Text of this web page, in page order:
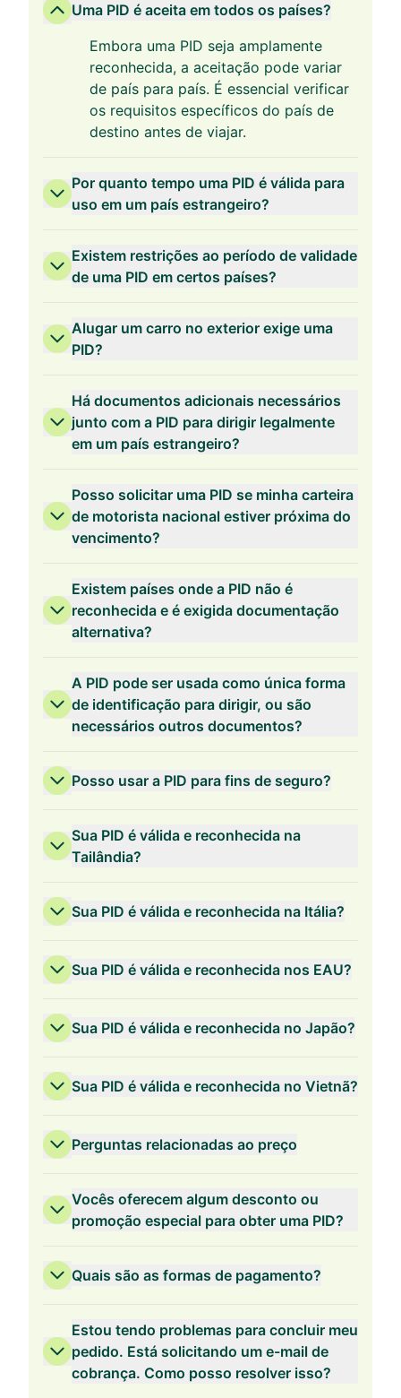
Uma PID é aceita em todos os países?
Embora uma PID seja amplamente
reconhecida, a aceitação pode variar
de país para país. É essencial verificar
os requisitos específicos do país de
destino antes de viajar.
Por quanto tempo uma PID é válida para
uso em um país estrangeiro?
Existem restrições ao período de validade
de uma PID em certos países?
Alugar um carro no exterior exige uma
PID?
Há documentos adicionais necessários
junto com a PID para dirigir legalmente
em um país estrangeiro?
Posso solicitar uma PID se minha carteira
de motorista nacional estiver próxima do
vencimento?
Existem países onde a PID não é
reconhecida e é exigida documentação
alternativa?
A PID pode ser usada como única forma
de identificação para dirigir, ou são
necessários outros documentos?
Posso usar a PID para fins de seguro?
Sua PID é válida e reconhecida na
Tailândia?
Sua PID é válida e reconhecida na Itália?
Sua PID é válida e reconhecida nos EAU?
Sua PID é válida e reconhecida no Japão?
Sua PID é válida e reconhecida no Vietnã?
Perguntas relacionadas ao preço
Validade de 3 anos
Vocês oferecem algum desconto ou
promoção especial para obter uma PID?
Quais são as formas de pagamento?
Estou tendo problemas para concluir meu
pedido. Está solicitando um e-mail de
cobrança. Como posso resolver isso?